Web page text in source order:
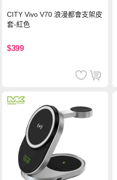
CITY Vivo V70 浪漫都會支架皮
套-紅色
$399